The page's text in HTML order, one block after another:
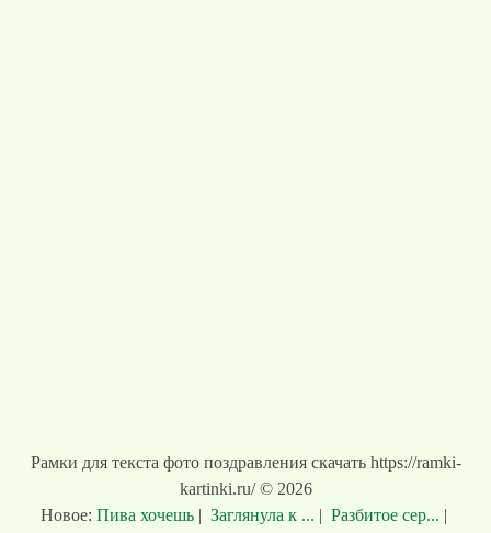
Рамки для текста фото поздравления скачать https://ramki-
kartinki.ru/ © 2026
Новое: Пива хочешь | Заглянула к ... | Разбитое сер... |